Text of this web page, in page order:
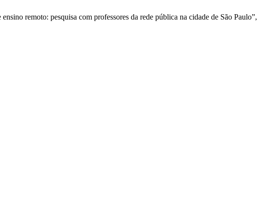
remoto: pesquisa com professores da rede pública na cidade de São Paulo”,